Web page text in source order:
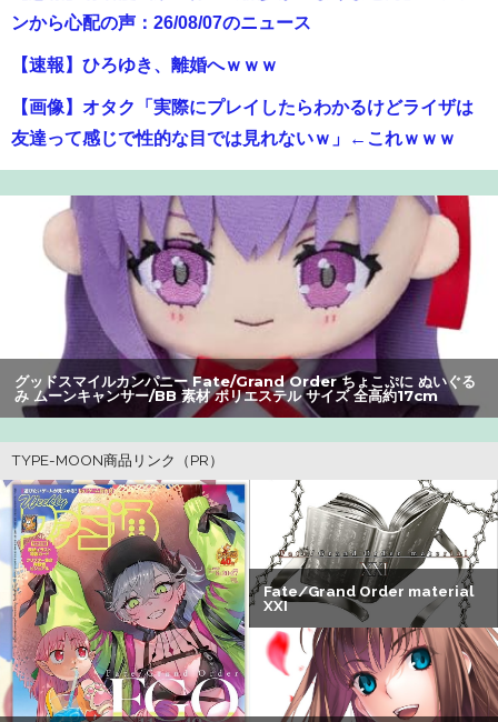
ンから心配の声：26/08/07のニュース
【速報】ひろゆき、離婚へｗｗｗ
【画像】オタク「実際にプレイしたらわかるけどライザは
友達って感じで性的な目では見れないｗ」←これｗｗｗ
ｗ：26/08/06のニュース
【速報】ひろゆき、離婚wwwwww
【爆笑】最近のオスガキ、名前がダサすぎるｗｗｗｗ ：
26/08/05のニュース
【動画】甲子園の女性審判、大誤審で炎上
【画像】美人すぎる女医、ガチで見つかる。めちゃくちゃ
いいべｗｗｗｗ ：26/08/04のニュース
【衝撃】34歳ニート、『エロ漫画』で人生逆転
【朗報】アマガミの棚町薫さん、最新絵でめっちゃ可愛く
なる：26/08/03のニュース
【画像】20年前のAV、キチガイすぎるwwwwww
【悲報】坂口杏里を家に住ませてあげた結果ｗｗｗｗ
【謎】アキバが夜のお店だらけになってしまった理由、誰
にも分からないｗｗｗｗ：26/08/08のニュース
グッドスマイルカンパニー Fate/Grand Order ちょこぷに ぬいぐる
み ムーンキャンサー/BB 素材 ポリエステル サイズ 全高約17cm